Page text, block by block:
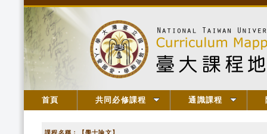
首頁 共同必修課程 通識課程
課程名稱：【學士論文】